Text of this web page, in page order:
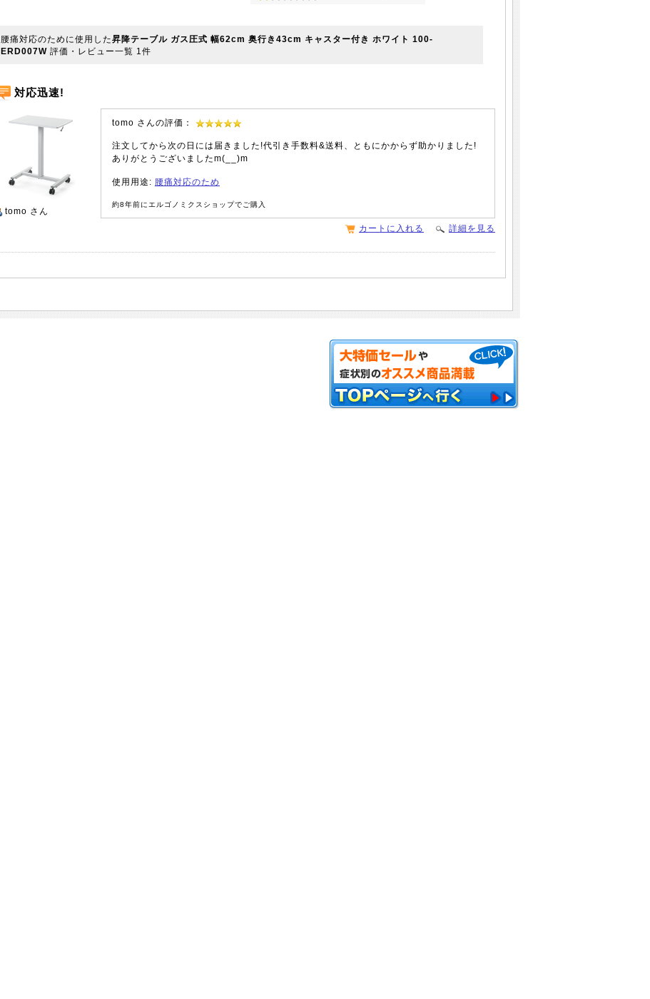
腰痛対応のために使用した昇降テーブル ガス圧式 幅62cm 奥行き43cm キャスター付き ホワイト 100-
ERD007W 評価・レビュー一覧 1 件
対応迅速!
tomo さん
tomo さんの評価：
注文してから次の日には届きました!代引き手数料&送料、ともにかからず助かりました!
ありがとうございましたm(__)m
使用用途: 腰痛対応のため
約8年前にエルゴノミクスショップでご購入
詳細を見る
カートに入れる